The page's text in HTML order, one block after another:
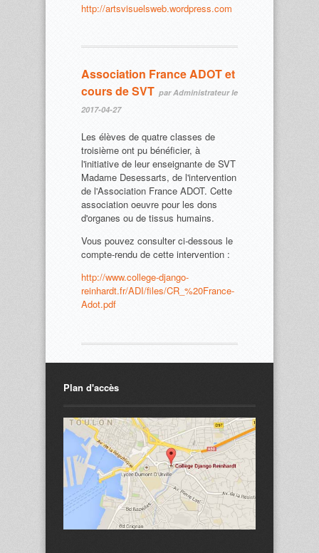
http://artsvisuelsweb.wordpress.com
Association France ADOT et
cours de SVT par Administrateur le
2017-04-27
Les élèves de quatre classes de
troisième ont pu bénéficier, à
l'initiative de leur enseignante de SVT
Madame Desessarts, de l'intervention
de l'Association France ADOT. Cette
association oeuvre pour les dons
d'organes ou de tissus humains.
Vous pouvez consulter ci-dessous le
compte-rendu de cette intervention :
http://www.college-django-
reinhardt.fr/ADI/files/CR_%20France-
Adot.pdf
Plan d'accès